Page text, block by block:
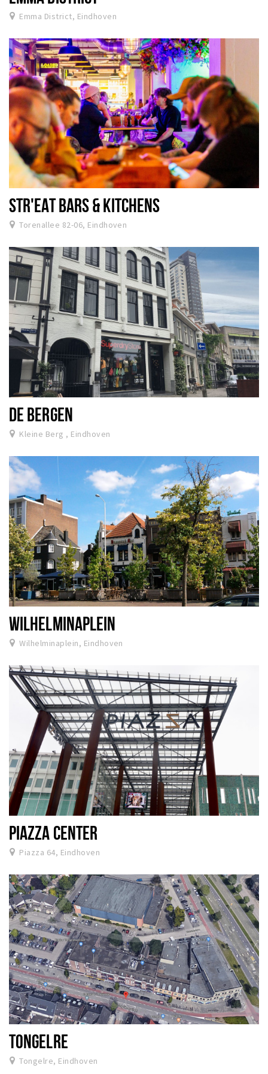
Emma District, Eindhoven
STR'EAT BARS & KITCHENS
Torenallee 82-06, Eindhoven
DE BERGEN
Kleine Berg , Eindhoven
WILHELMINAPLEIN
Wilhelminaplein, Eindhoven
PIAZZA CENTER
Piazza 64, Eindhoven
TONGELRE
Tongelre, Eindhoven